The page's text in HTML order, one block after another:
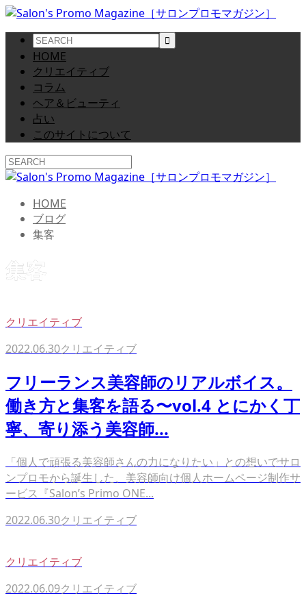
HOME
クリエイティブ
コラム
ヘア＆ビューティ
占い
このサイトについて
HOME
ブログ
集客
集客
クリエイティブ
2022.06.30クリエイティブ
フリーランス美容師のリアルボイス。
働き方と集客を語る〜vol.4 とにかく丁
寧、寄り添う美容師...
「個人で頑張る美容師さんの力になりたい」との想いでサロ
ンプロモから誕生した、美容師向け個人ホームページ制作サ
ービス『Salon’s Primo ONE...
2022.06.30クリエイティブ
クリエイティブ
2022.06.09クリエイティブ